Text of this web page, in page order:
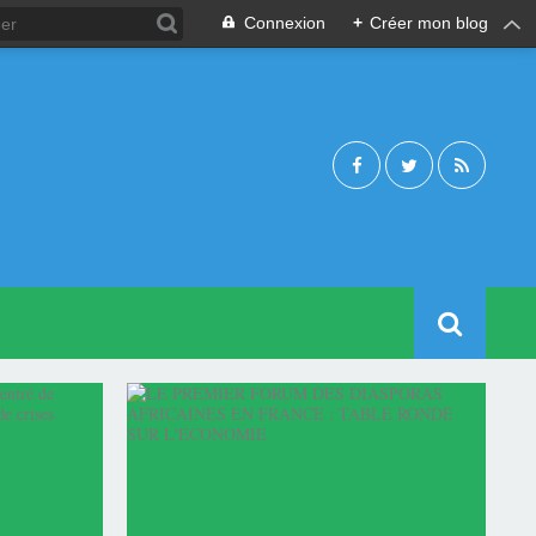
Connexion + Créer mon blog